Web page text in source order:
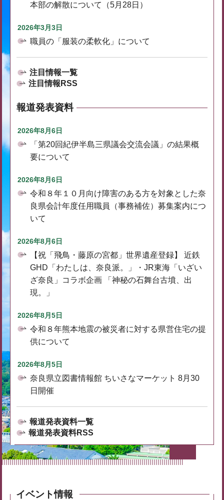
本部の解散について（5月28日）
2026年3月3日
職員の「服装の柔軟化」について
注目情報一覧
注目情報RSS
報道発表資料
2026年8月6日
「第20回紀伊半島三県議会交流会議」の結果概
要について
2026年8月6日
令和８年１０月向け障害のある方を対象とした奈
良県会計年度任用職員（事務補佐）募集案内につ
いて
2026年8月6日
【祝「飛鳥・藤原の宮都」世界遺産登録】 近鉄
GHD「わたしは、奈良派。」・JR東海「いざい
ざ奈良」コラボ企画 「神秘の石舞台古墳、出
現。」
2026年8月5日
令和８年熊本地震の被災者に対する県営住宅の提
供について
2026年8月5日
奈良県立図書情報館 ちいさなマーケット 8月30
日開催
報道発表資料一覧
報道発表資料RSS
イベント情報